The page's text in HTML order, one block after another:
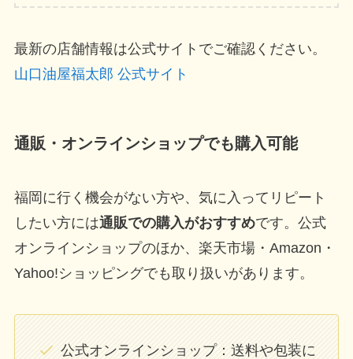
最新の店舗情報は公式サイトでご確認ください。
山口油屋福太郎 公式サイト
通販・オンラインショップでも購入可能
福岡に行く機会がない方や、気に入ってリピート
したい方には通販での購入がおすすめです。公式
オンラインショップのほか、楽天市場・Amazon・
Yahoo!ショッピングでも取り扱いがあります。
公式オンラインショップ：送料や包装に